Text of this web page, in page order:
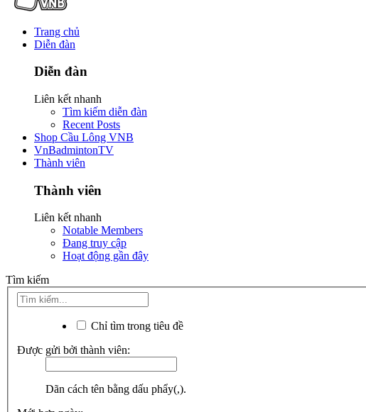
Trang chủ
Diễn đàn
Diễn đàn
Liên kết nhanh
Tìm kiếm diễn đàn
Recent Posts
Shop Cầu Lông VNB
VnBadmintonTV
Thành viên
Thành viên
Liên kết nhanh
Notable Members
Đang truy cập
Hoạt động gần đây
Tìm kiếm
Chỉ tìm trong tiêu đề
Được gửi bởi thành viên:
Dãn cách tên bằng dấu phẩy(,).